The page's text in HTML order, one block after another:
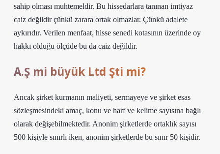
sahip olması muhtemeldir. Bu hissedarlara tanınan imtiyaz
caiz değildir çünkü zarara ortak olmazlar. Çünkü adalete
aykırıdır. Verilen menfaat, hisse senedi kotasının üzerinde oy
hakkı olduğu ölçüde bu da caiz değildir.
A.Ş mi büyük Ltd Şti mi?
Ancak şirket kurmanın maliyeti, sermayeye ve şirket esas
sözleşmesindeki amaç, konu ve harf ve kelime sayısına bağlı
olarak değişebilmektedir. Anonim şirketlerde ortaklık sayısı
500 kişiyle sınırlı iken, anonim şirketlerde bu sınır 50 kişidir.